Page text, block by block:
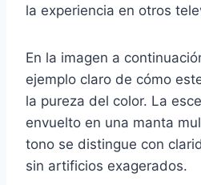
la experiencia en otros
En la imagen a
ejemplo claro de cómo
la pureza del color. La
envuelto en una manta
tono se distingue con
sin artificios exagerados.